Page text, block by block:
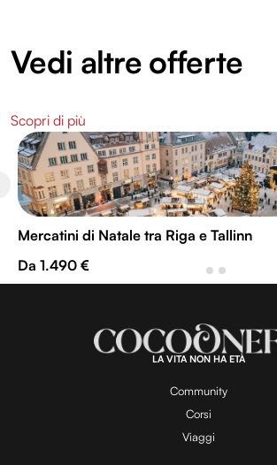
Vedi altre offerte
Scopri di più
Mercatini di Natale tra Riga e Tallinn
Da 1.490 €
LA VITA NON HA ETÀ
Community
Corsi
Viaggi